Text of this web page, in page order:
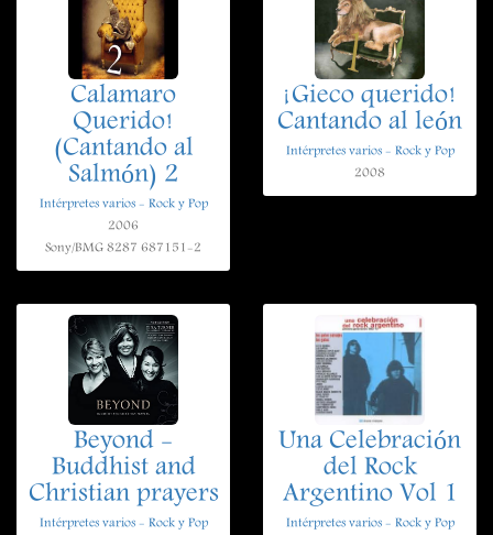
Calamaro
Querido!
(Cantando al
Salmón) 2
Intérpretes varios - Rock y Pop
2006
Sony/BMG 8287 687151-2
¡Gieco querido!
Cantando al león
Intérpretes varios - Rock y Pop
2008
Beyond -
Buddhist and
Christian prayers
Intérpretes varios - Rock y Pop
Una Celebración
del Rock
Argentino Vol 1
Intérpretes varios - Rock y Pop